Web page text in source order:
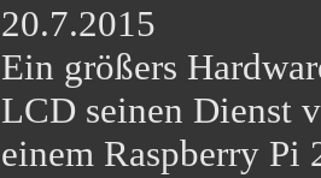
20.7.2015
Ein größers
LCD seinen Dienst
einem Raspberry Pi